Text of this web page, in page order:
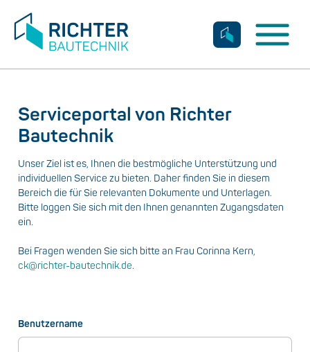
Kontakt
Serviceportal von Richter
Bautechnik
Unser Ziel ist es, Ihnen die bestmögliche Unterstützung und
individuellen Service zu bieten. Daher finden Sie in diesem
Bereich die für Sie relevanten Dokumente und Unterlagen.
Bitte loggen Sie sich mit den Ihnen genannten Zugangsdaten
ein.
Bei Fragen wenden Sie sich bitte an Frau Corinna Kern,
ck@richter-bautechnik.de.
Benutzername
Kontakt